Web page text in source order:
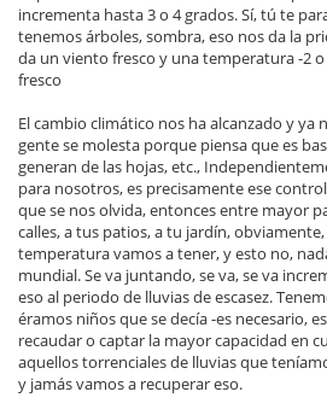
incrementa hasta 3 o 4 grados. Sí, tú te
tenemos árboles, sombra, eso nos da la
da un viento fresco y una temperatura -2
fresco
El cambio climático nos ha alcanzado y ya
gente se molesta porque piensa que es
generan de las hojas, etc.,
para nosotros, es precisamente ese
que se nos olvida, entonces entre mayor
calles, a tus patios, a tu jardín,
temperatura vamos a tener, y esto no,
mundial. Se va juntando, se va, se va
eso al periodo de lluvias de escasez.
éramos niños que se decía -es necesario,
recaudar o captar la mayor capacidad en
aquellos torrenciales de lluvias que
y jamás vamos a recuperar eso.